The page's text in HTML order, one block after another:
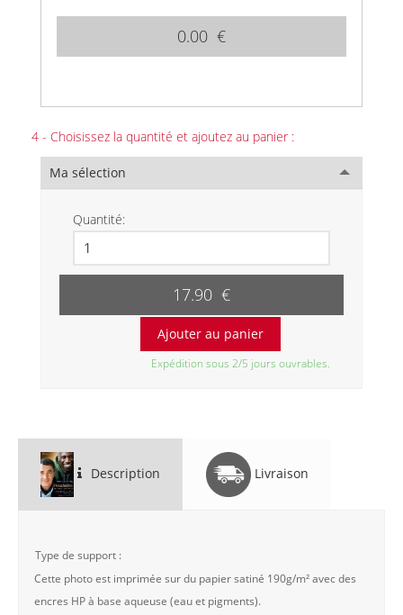
0.00 €
4 - Choisissez la quantité et ajoutez au panier :
Ma sélection
Quantité:
17.90 €
Expédition sous 2/5 jours ouvrables.
Description Livraison
Type de support :
Cette photo est imprimée sur du papier satiné 190g/m² avec des
encres HP à base aqueuse (eau et pigments).